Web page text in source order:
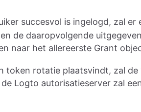
succesvol is ingelogd, zal er
de daaropvolgende
naar het allereerste Grant
token rotatie plaatsvindt, zal
Logto autorisatieserver zal